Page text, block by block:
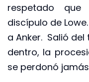
respetado
discípulo de
a Anker. Salió del
dentro, la
se perdonó